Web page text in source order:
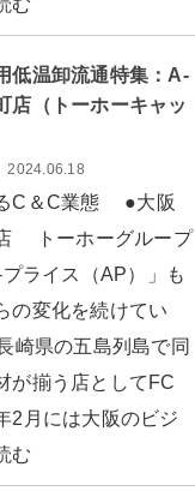
む
低温卸流通特集：A-
店（トーホーキャッ
2024.06.18
C＆C業態 ●大阪
トーホーグループ
ライス（AP）」も
の変化を続けてい
崎県の五島列島で同
が揃う店としてFC
2月には大阪のビジ
む